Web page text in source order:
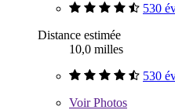
530
Distance estimée
10,0 milles
530
VoirPhotos